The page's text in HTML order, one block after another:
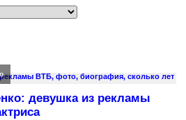
девушка из рекламы